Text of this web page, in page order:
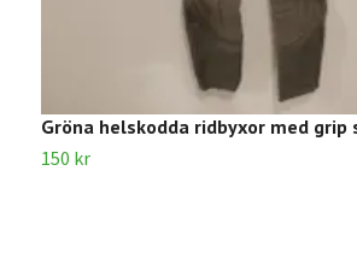
Gröna helskodda ridbyxor med grip
150 kr